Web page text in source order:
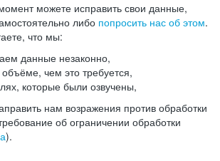
можете исправить свои данные,
либо попросить нас об этом.
что мы:
данные незаконно,
чем это требуется,
которые были озвучены,
нам возражения против обработки
об ограничении обработки
).